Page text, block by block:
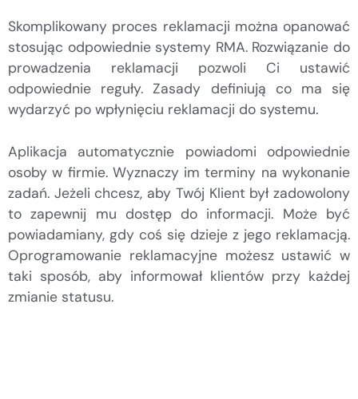
Skomplikowany proces reklamacji można opanować
stosując odpowiednie systemy RMA. Rozwiązanie do
prowadzenia reklamacji pozwoli Ci ustawić
odpowiednie reguły. Zasady definiują co ma się
wydarzyć po wpłynięciu reklamacji do systemu.
Aplikacja automatycznie powiadomi odpowiednie
osoby w firmie. Wyznaczy im terminy na wykonanie
zadań. Jeżeli chcesz, aby Twój Klient był zadowolony
to zapewnij mu dostęp do informacji. Może być
powiadamiany, gdy coś się dzieje z jego reklamacją.
Oprogramowanie reklamacyjne możesz ustawić w
taki sposób, aby informował klientów przy każdej
zmianie statusu.